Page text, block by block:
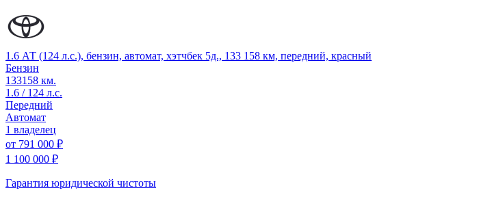
1.6 АТ (124 л.с.), бензин, автомат, хэтчбек 5д., 133 158 км, передний, красный
Бензин
133158 км.
1.6 / 124 л.с.
Передний
Автомат
1 владелец
от 791 000 ₽
1 100 000 ₽
Гарантия юридической чистоты